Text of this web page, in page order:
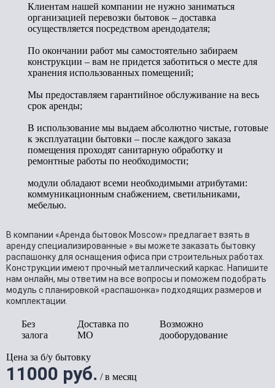
Клиентам нашей компании не нужно заниматься
организацией перевозки бытовок – доставка
осуществляется посредством арендодателя;
По окончании работ мы самостоятельно забираем
конструкции – вам не придется заботиться о месте для
хранения использованных помещений;
Мы предоставляем гарантийное обслуживание на весь
срок аренды;
В использование мы выдаем абсолютно чистые, готовые
к эксплуатации бытовки – после каждого заказа
помещения проходят санитарную обработку и
ремонтные работы по необходимости;
модули обладают всеми необходимыми атрибутами:
коммуникационным снабжением, светильниками,
мебелью.
В компании «Аренда бытовок Moscow» предлагает взять в
аренду специализированные » вы можете заказать бытовку
распашонку для оснащения офиса при строительных работах.
Конструкции имеют прочный металлический каркас. Напишите
нам онлайн, мы ответим на все вопросы и поможем подобрать
модуль с планировкой «распашонка» подходящих размеров и
комплектации.
Без
залога
Доставка по
МО
Возможно
дооборудование
Цена за б/у бытовку
11000 руб. / в месяц